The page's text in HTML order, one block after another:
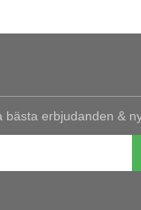
bästa erbjudanden &